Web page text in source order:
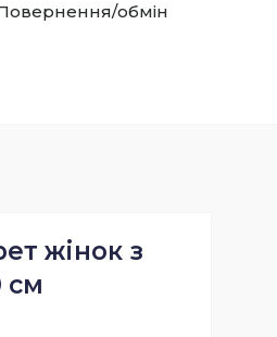
обмін
жінок з
см